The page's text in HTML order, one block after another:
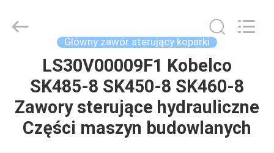
PRODUKTY
FILMY
Machinery
Główny zawór sterujący koparki
LS30V00009F1 Kobelco
SK485-8 SK450-8 SK460-8
Zawory sterujące hydrauliczne
Części maszyn budowlanych